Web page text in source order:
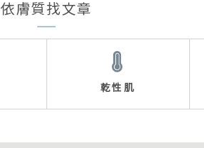
依膚質找文章
乾性肌